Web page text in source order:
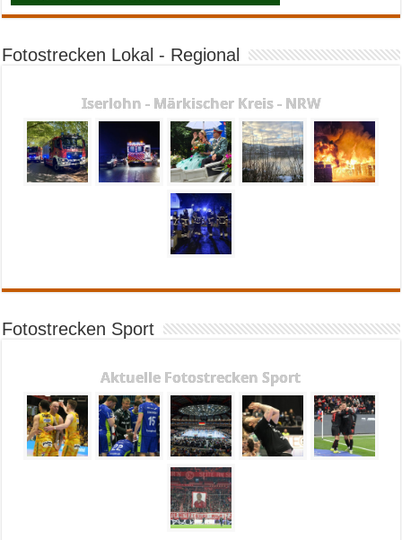
Fotostrecken Lokal - Regional
Iserlohn - Märkischer Kreis - NRW
Fotostrecken Sport
Aktuelle Fotostrecken Sport